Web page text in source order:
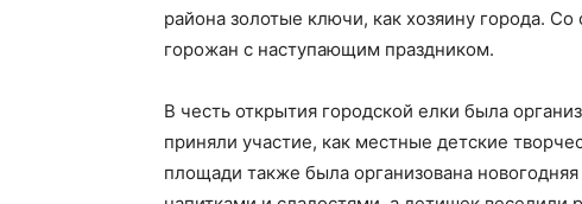
района золотые ключи, как хозяину города.
горожан с наступающим праздником.
В честь открытия городской елки была
приняли участие, как местные детские
площади также была организована